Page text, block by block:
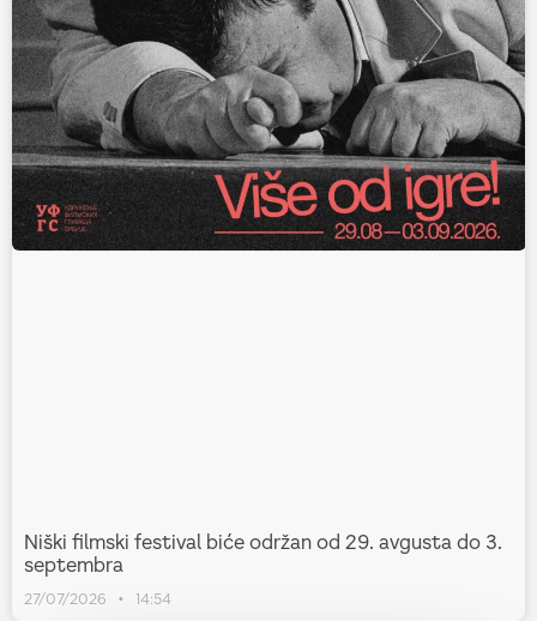
Niški filmski festival biće održan od 29. avgusta do 3.
septembra
27/07/2026 14:54